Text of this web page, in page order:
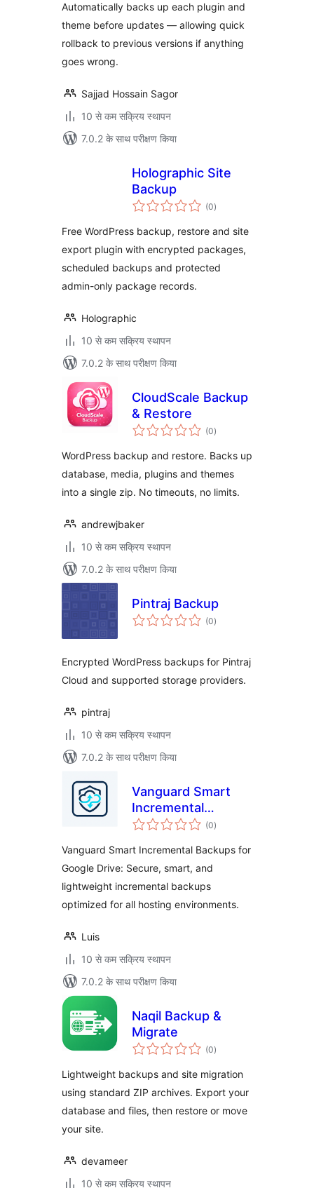
Automatically backs up each plugin and
theme before updates — allowing quick
rollback to previous versions if anything
goes wrong.
Sajjad Hossain Sagor
10 से कम सक्रिय स्थापन
7.0.2 के साथ परीक्षण किया
Holographic Site
Backup
(0कुल
दर)
Free WordPress backup, restore and site
export plugin with encrypted packages,
scheduled backups and protected
admin-only package records.
Holographic
10 से कम सक्रिय स्थापन
7.0.2 के साथ परीक्षण किया
CloudScale Backup
& Restore
(0कुल
दर)
WordPress backup and restore. Backs up
database, media, plugins and themes
into a single zip. No timeouts, no limits.
andrewjbaker
10 से कम सक्रिय स्थापन
7.0.2 के साथ परीक्षण किया
Pintraj Backup
(0कुल
दर)
Encrypted WordPress backups for Pintraj
Cloud and supported storage providers.
pintraj
10 से कम सक्रिय स्थापन
7.0.2 के साथ परीक्षण किया
Vanguard Smart
Incremental
Backups for Google
(0कुल
दर)
Vanguard Smart Incremental Backups for
Google Drive: Secure, smart, and
lightweight incremental backups
optimized for all hosting environments.
Luis
10 से कम सक्रिय स्थापन
7.0.2 के साथ परीक्षण किया
Naqil Backup &
Migrate
(0कुल
दर)
Lightweight backups and site migration
using standard ZIP archives. Export your
database and files, then restore or move
your site.
devameer
10 से कम सक्रिय स्थापन